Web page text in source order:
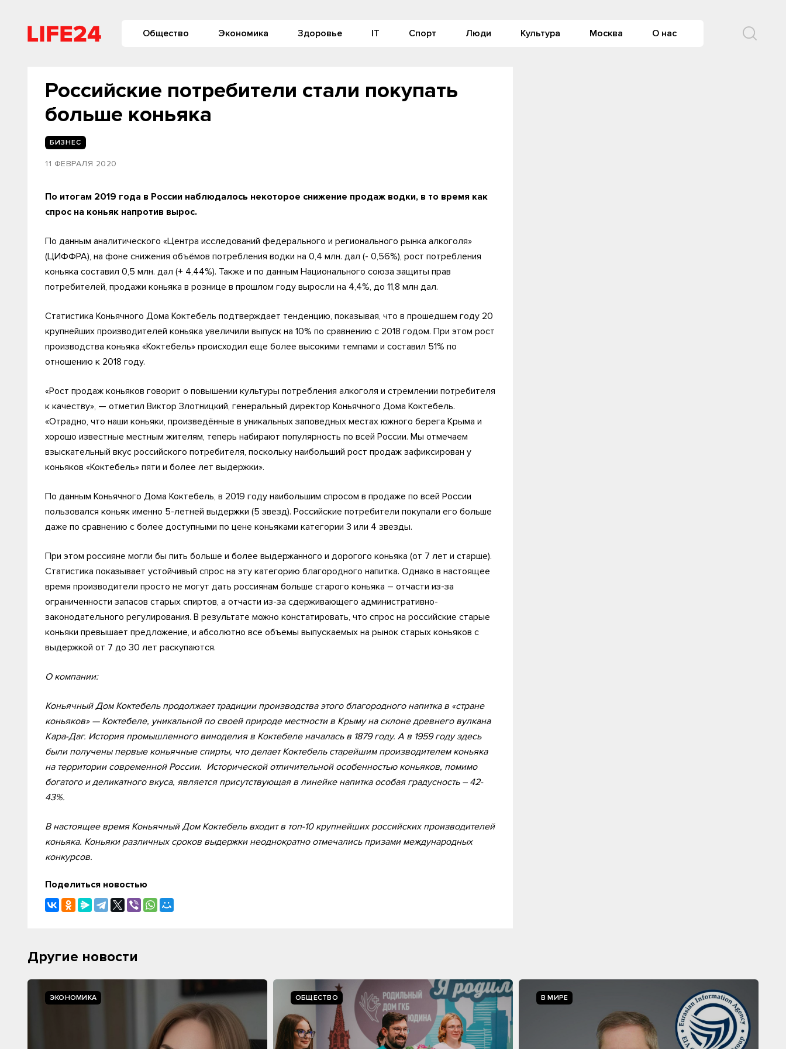
Общество Экономика Здоровье IT Спорт Люди Культура Москва О нас
Российские потребители стали покупать
больше коньяка
БИЗНЕС
11 ФЕВРАЛЯ 2020
По итогам 2019 года в России наблюдалось некоторое снижение продаж водки, в то время как
спрос на коньяк напротив вырос.
По данным аналитического «Центра исследований федерального и регионального рынка алкоголя»
(ЦИФФРА), на фоне снижения объёмов потребления водки на 0,4 млн. дал (- 0,56%), рост потребления
коньяка составил 0,5 млн. дал (+ 4,44%). Также и по данным Национального союза защиты прав
потребителей, продажи коньяка в рознице в прошлом году выросли на 4,4%, до 11,8 млн дал.
Статистика Коньячного Дома Коктебель подтверждает тенденцию, показывая, что в прошедшем году 20
крупнейших производителей коньяка увеличили выпуск на 10% по сравнению с 2018 годом. При этом рост
производства коньяка «Коктебель» происходил еще более высокими темпами и составил 51% по
отношению к 2018 году.
«Рост продаж коньяков говорит о повышении культуры потребления алкоголя и стремлении потребителя
к качеству», — отметил Виктор Злотницкий, генеральный директор Коньячного Дома Коктебель.
«Отрадно, что наши коньяки, произведённые в уникальных заповедных местах южного берега Крыма и
хорошо известные местным жителям, теперь набирают популярность по всей России. Мы отмечаем
взыскательный вкус российского потребителя, поскольку наибольший рост продаж зафиксирован у
коньяков «Коктебель» пяти и более лет выдержки».
По данным Коньячного Дома Коктебель, в 2019 году наибольшим спросом в продаже по всей России
пользовался коньяк именно 5-летней выдержки (5 звезд). Российские потребители покупали его больше
даже по сравнению с более доступными по цене коньяками категории 3 или 4 звезды.
При этом россияне могли бы пить больше и более выдержанного и дорогого коньяка (от 7 лет и старше).
Статистика показывает устойчивый спрос на эту категорию благородного напитка. Однако в настоящее
время производители просто не могут дать россиянам больше старого коньяка – отчасти из-за
ограниченности запасов старых спиртов, а отчасти из-за сдерживающего административно-
законодательного регулирования. В результате можно констатировать, что спрос на российские старые
коньяки превышает предложение, и абсолютно все объемы выпускаемых на рынок старых коньяков с
выдержкой от 7 до 30 лет раскупаются.
О компании:
Коньячный Дом Коктебель продолжает традиции производства этого благородного напитка в «стране
коньяков» — Коктебеле, уникальной по своей природе местности в Крыму на склоне древнего вулкана
Кара-Даг. История промышленного виноделия в Коктебеле началась в 1879 году. А в 1959 году здесь
были получены первые коньячные спирты, что делает Коктебель старейшим производителем коньяка
на территории современной России. Исторической отличительной особенностью коньяков, помимо
богатого и деликатного вкуса, является присутствующая в линейке напитка особая градусность – 42-
43%.
В настоящее время Коньячный Дом Коктебель входит в топ-10 крупнейших российских производителей
коньяка. Коньяки различных сроков выдержки неоднократно отмечались призами международных
конкурсов.
Поделиться новостью
Другие новости
ЭКОНОМИКА ОБЩЕСТВО В МИРЕ